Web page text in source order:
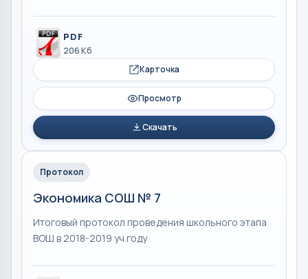
PDF
206 Кб
Карточка
Просмотр
Скачать
Протокол
Экономика СОШ № 7
Итоговый протокол проведения школьного этапа
ВОШ в 2018-2019 уч.году